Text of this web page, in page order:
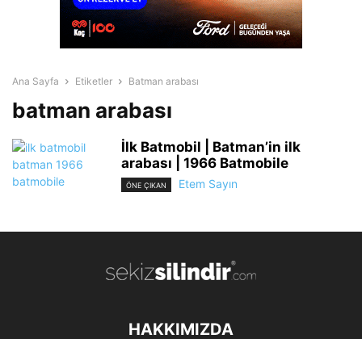
Ana Sayfa Etiketler Batman arabası
batman arabası
İlk Batmobil | Batman’in ilk
arabası | 1966 Batmobile
ÖNE ÇIKAN Etem Sayın
HAKKIMIZDA